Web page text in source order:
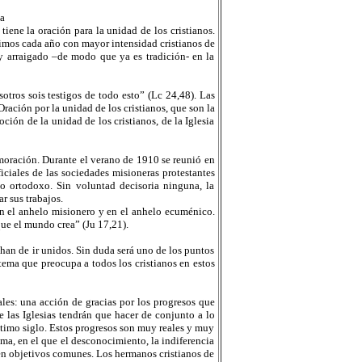
la oración para la unidad de los cristianos.
cada año con mayor intensidad cristianos de
arraigado –de modo que ya es tradición- en la
sois testigos de todo esto” (Lc 24,48). Las
por la unidad de los cristianos, que son la
de la unidad de los cristianos, de la Iglesia
Durante el verano de 1910 se reunió en
de las sociedades misioneras protestantes
ortodoxo. Sin voluntad decisoria ninguna, la
sus trabajos.
el anhelo misionero y en el anhelo ecuménico.
el mundo crea” (Ju 17,21).
de ir unidos. Sin duda será uno de los puntos
que preocupa a todos los cristianos en estos
una acción de gracias por los progresos que
Iglesias tendrán que hacer de conjunto a lo
siglo. Estos progresos son muy reales y muy
en el que el desconocimiento, la indiferencia
objetivos comunes. Los hermanos cristianos de